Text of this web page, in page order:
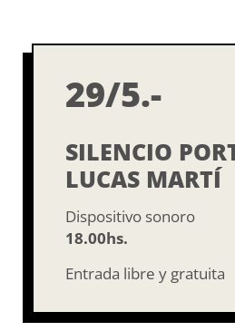
29/5.-
SILENCIO
LUCAS MARTÍ
Dispositivo sonoro
18.00hs.
Entrada libre y gratuita